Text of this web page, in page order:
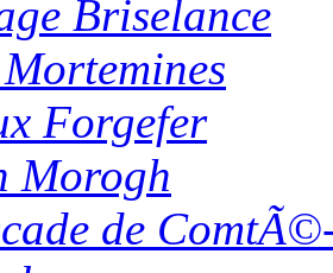
Briselance
Forgefer
Morogh
de